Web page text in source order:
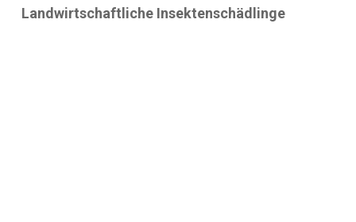
Landwirtschaftliche Insektenschädlinge